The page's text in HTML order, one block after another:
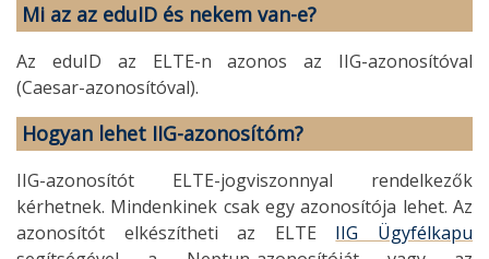
Mi az az eduID és nekem van-e?
Az eduID az ELTE-n azonos az IIG-azonosítóval
(Caesar-azonosítóval).
Hogyan lehet IIG-azonosítóm?
IIG-azonosítót ELTE-jogviszonnyal rendelkezők
kérhetnek. Mindenkinek csak egy azonosítója lehet. Az
azonosítót elkészítheti az ELTE IIG Ügyfélkapu